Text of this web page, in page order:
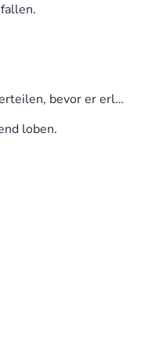
Man soll das Fell des Bären nicht verteilen, bevor er erlegt ist.
loben.